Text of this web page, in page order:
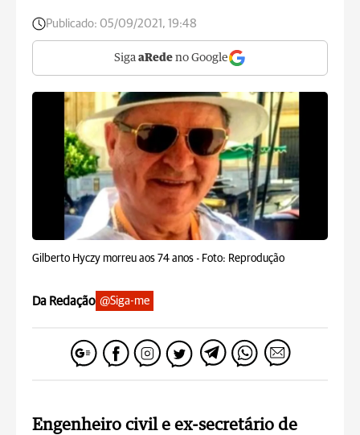
Publicado: 05/09/2021, 19:48
Siga aRede no Google
Gilberto Hyczy morreu aos 74 anos - Foto: Reprodução
Da Redação @Siga-me
Engenheiro civil e ex-secretário de